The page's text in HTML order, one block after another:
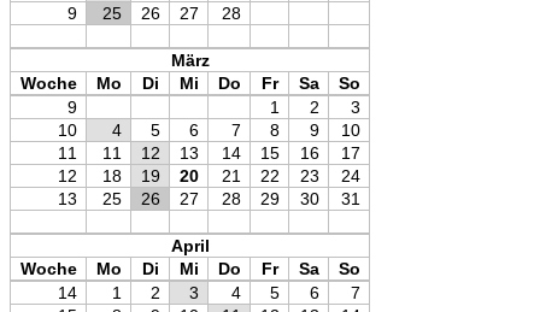
9
25 26 27 28
März
Woche
Mo Di Mi Do Fr Sa
So
9
1 2
3
10
4 5 6 7 8 9
10
11
11 12 13 14 15 16
17
12
18 19 20 21 22 23
24
13
25 26 27 28 29 30 31
April
Woche
Mo Di Mi Do Fr Sa
So
14
1 2 3 4 5 6
7